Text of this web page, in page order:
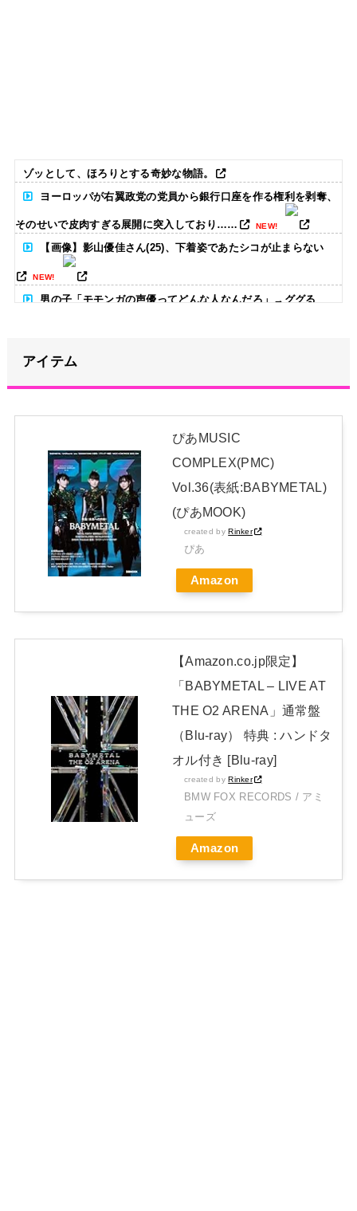
ゾッとして、ほろりとする奇妙な物語。
ヨーロッパが右翼政党の党員から銀行口座を作る権利を剥奪、
そのせいで皮肉すぎる展開に突入しており…… NEW!
【画像】影山優佳さん(25)、下着姿であたシコが止まらない
NEW!
男の子「モモンガの声優ってどんな人なんだろ」→ググる
【朗報】山﨑愛生「けんぱなぱっぱぱん！」← NEW!
【画像】アイドルさん「体重10キロ増えたらこうなった」
日本独自企画・限定生産盤「METAL FORTH (DELUXE
JAPAN EDITION)」着弾
【BABYMETAL】METAL FORTH DELUXE JAPAN EDITION
開封レビュー!
アイテム
ぴあMUSIC
COMPLEX(PMC)
Vol.36(表紙:BABYMETAL)
(ぴあMOOK)
created byRinker
ぴあ
Amazon
【Amazon.co.jp限定】
「BABYMETAL – LIVE AT
THE O2 ARENA」通常盤
（Blu-ray） 特典 : ハンドタ
オル付き [Blu-ray]
created byRinker
BMW FOX RECORDS / アミ
ューズ
Amazon